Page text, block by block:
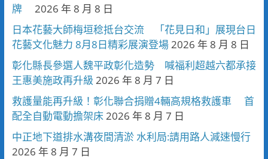
牌
2026 年 8 月 8 日
日本花藝大師梅垣稔抵台交流 「花見日和」展現台日
花藝文化魅力 8月8日精彩展演登場2026 年 8 月 8 日
彰化縣長參選人魏平政彰化造勢 喊福利超越六都承接
王惠美施政再升級 2026 年 8 月 7 日
救護量能再升級！彰化聯合捐贈4輛高規格救護車 首
配全自動電動擔架床2026 年 8 月 7 日
中正地下道排水溝夜間清淤 水利局:請用路人減速慢行
2026 年 8 月 7 日